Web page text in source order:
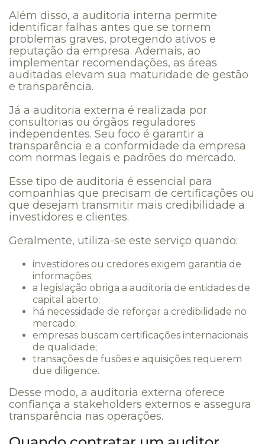
Além disso, a auditoria interna permite
identificar falhas antes que se tornem
problemas graves, protegendo ativos e
reputação da empresa. Ademais, ao
implementar recomendações, as áreas
auditadas elevam sua maturidade de gestão
e transparência.
Já a auditoria externa é realizada por
consultorias ou órgãos reguladores
independentes. Seu foco é garantir a
transparência e a conformidade da empresa
com normas legais e padrões do mercado.
Esse tipo de auditoria é essencial para
companhias que precisam de certificações ou
que desejam transmitir mais credibilidade a
investidores e clientes.
Geralmente, utiliza-se este serviço quando:
investidores ou credores exigem garantia de
informações;
a legislação obriga a auditoria de entidades de
capital aberto;
há necessidade de reforçar a credibilidade no
mercado;
empresas buscam certificações internacionais
de qualidade;
transações de fusões e aquisições requerem
due diligence.
Desse modo, a auditoria externa oferece
confiança a stakeholders externos e assegura
transparência nas operações.